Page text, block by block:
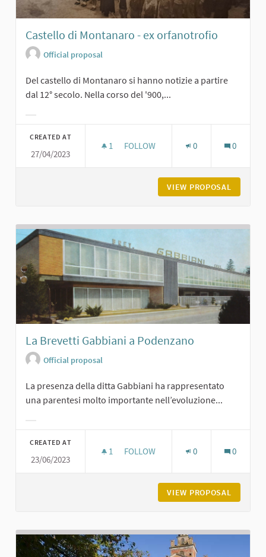
Castello di Montanaro - ex orfanotrofio
Official proposal
Del castello di Montanaro si hanno notizie a partire
dal 12° secolo. Nella corso del '900,...
CREATED AT
27/04/2023
1 1 FOLLOWER
FOLLOW 0 0
VIEW PROPOSAL
La Brevetti Gabbiani a Podenzano
Official proposal
La presenza della ditta Gabbiani ha rappresentato
una parentesi molto importante nell’evoluzione...
CREATED AT
23/06/2023
1 1 FOLLOWER
FOLLOW 0 0
VIEW PROPOSAL